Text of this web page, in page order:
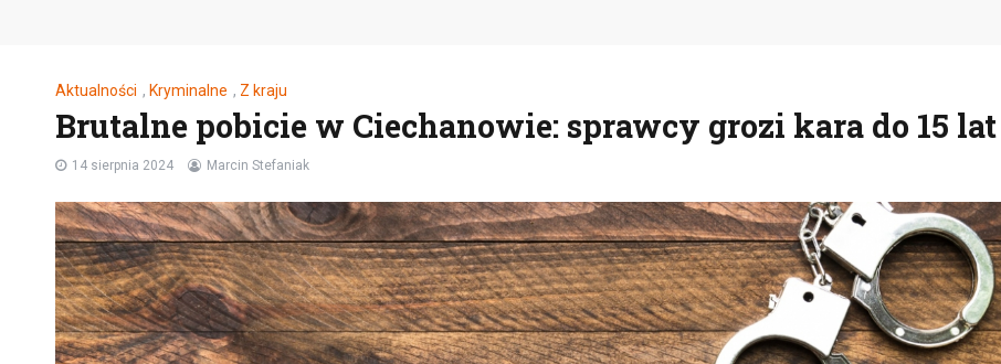
Aktualności , Kryminalne , Z kraju
Brutalne pobicie w Ciechanowie: sprawcy grozi kara do 15 lat
14 sierpnia 2024 Marcin Stefaniak